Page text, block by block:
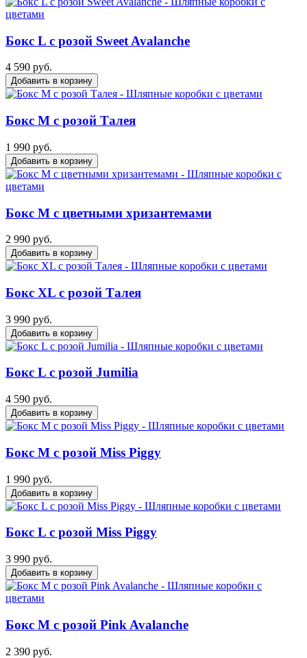
Бокс L с розой Sweet Avalanche
4 590 руб.
Добавить в корзину
Бокс M с розой Талея
1 990 руб.
Добавить в корзину
Бокс М с цветными хризантемами
2 990 руб.
Добавить в корзину
Бокс ХL с розой Талея
3 990 руб.
Добавить в корзину
Бокс L с розой Jumilia
4 590 руб.
Добавить в корзину
Бокс M с розой Miss Piggy
1 990 руб.
Добавить в корзину
Бокс L с розой Miss Piggy
3 990 руб.
Добавить в корзину
Бокс M с розой Pink Avalanche
2 390 руб.